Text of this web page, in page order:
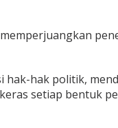
hak-hak politik,
setiap bentuk